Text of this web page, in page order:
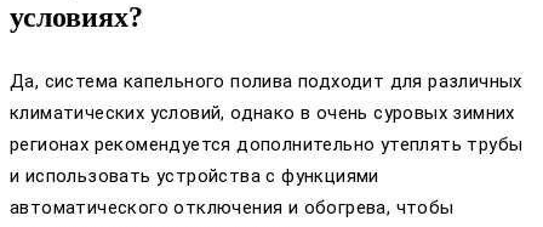
условиях?
Да, система капельного полива подходит для различных
климатических условий, однако в очень суровых зимних
регионах рекомендуется дополнительно утеплять трубы
и использовать устройства с функциями
автоматического отключения и обогрева, чтобы